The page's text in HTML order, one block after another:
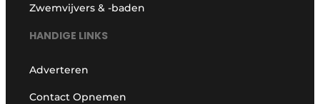
Zwemvijvers & -baden
HANDIGE LINKS
Adverteren
Contact Opnemen